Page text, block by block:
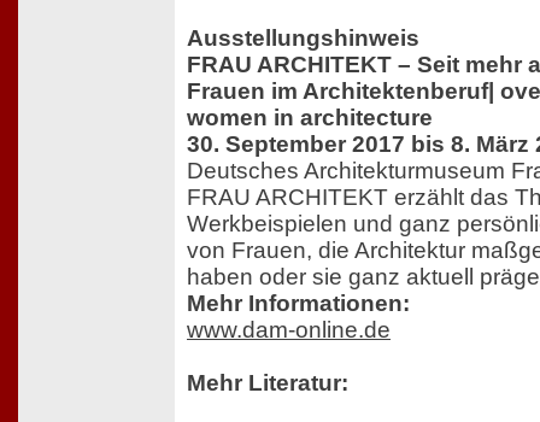
Ausstellungshinweis
FRAU ARCHITEKT – Seit mehr
Frauen im Architektenberuf|
women in architecture
30. September 2017 bis 8. März
Deutsches Architekturmuseum
FRAU ARCHITEKT erzählt das
Werkbeispielen und ganz
von Frauen, die Architektur
haben oder sie ganz aktuell
Mehr Informationen:
www.dam-online.de
Mehr Literatur: